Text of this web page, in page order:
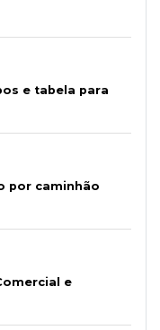
e tabela para
por caminhão
e